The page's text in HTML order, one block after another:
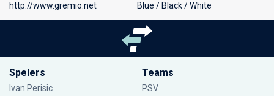
http://www.gremio.net
Blue / Black / White
Spelers
Ivan Perisic
Teams
PSV